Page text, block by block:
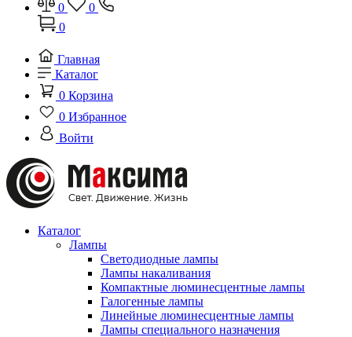
0
0
0
Главная
Каталог
0 Корзина
0 Избранное
Войти
Каталог
Лампы
Светодиодные лампы
Лампы накаливания
Компактные люминесцентные лампы
Галогенные лампы
Линейные люминесцентные лампы
Лампы специального назначения